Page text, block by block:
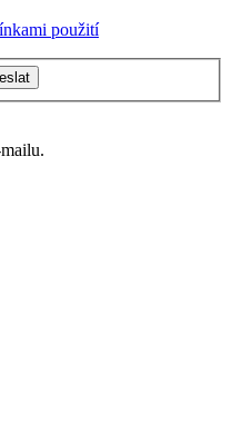
použití